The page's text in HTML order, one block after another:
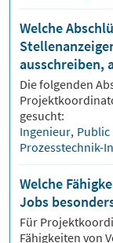
Welche
ausschreiben,
Die folgenden
gesucht:
Ingenieur,
Prozesstechnik-
Welche
Jobs
Für
Fähigkeiten von